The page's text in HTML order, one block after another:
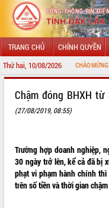
TRANG CHỦ CHÍNH QUYỀN
Thứ hai, 10/08/2026CHÀO MỪNG ĐẾN
LÃNH ĐẠO UBND TỈNH
SỞ, BAN, NGÀNH
UBND CÁC XÃ, PHƯỜNG
Chậm đóng BHXH
(27/08/2019, 08:55)
Trường hợp doanh nghiệp,
30 ngày trở lên, kể cả đã bị
phạt vi phạm hành chính
trên số tiền và thời gian